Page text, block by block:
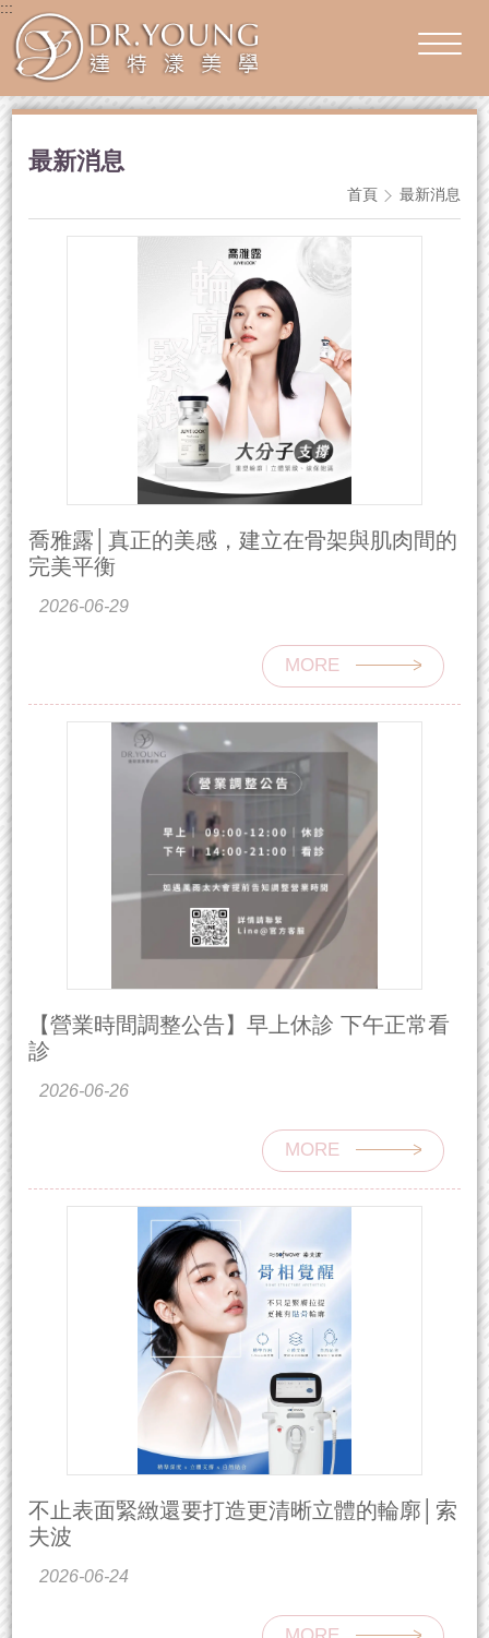
:::
最新消息
首頁 最新消息
喬雅露│真正的美感，建立在骨架與肌肉間的
完美平衡
2026-06-29
MORE
【營業時間調整公告】早上休診 下午正常看
診
2026-06-26
MORE
不止表面緊緻還要打造更清晰立體的輪廓│索
夫波
2026-06-24